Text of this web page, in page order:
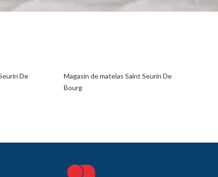
De
Magasin de matelas Saint Seurin De
Bourg